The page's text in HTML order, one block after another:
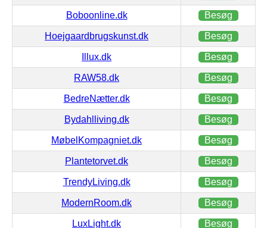
Boboonline.dk Besøg
Hoejgaardbrugskunst.dk Besøg
Illux.dk Besøg
RAW58.dk Besøg
BedreNætter.dk Besøg
Bydahlliving.dk Besøg
MøbelKompagniet.dk Besøg
Plantetorvet.dk Besøg
TrendyLiving.dk Besøg
ModernRoom.dk Besøg
LuxLight.dk Besøg